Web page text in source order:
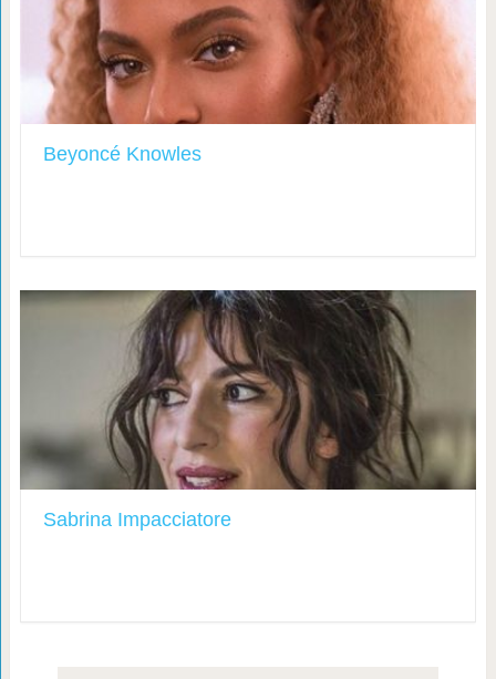
Beyoncé Knowles
Sabrina Impacciatore